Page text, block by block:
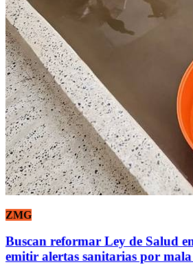
ZMG
Buscan reformar Ley de Salud
emitir alertas sanitarias por